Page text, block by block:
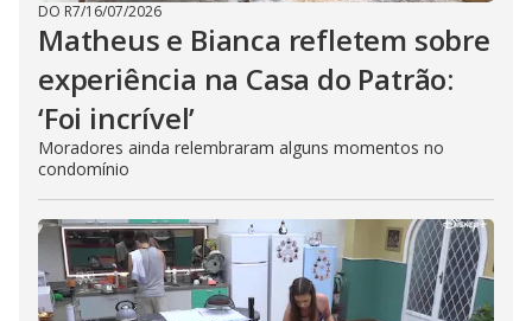
DO R7/16/07/2026
Matheus e Bianca refletem sobre
experiência na Casa do Patrão:
‘Foi incrível’
Moradores ainda relembraram alguns momentos no
condomínio